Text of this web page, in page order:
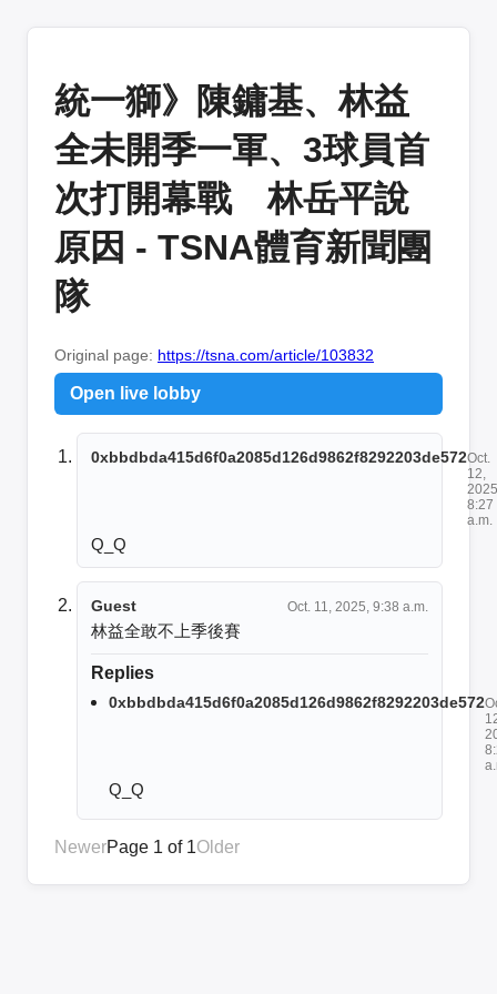
統一獅》陳鏞基、林益
全未開季一軍、3球員首
次打開幕戰 林岳平說
原因 - TSNA體育新聞團
隊
Original page: https://tsna.com/article/103832
Open live lobby
0xbbdbda415d6f0a2085d126d9862f8292203de572Oct.
12,
8:27
a.m.
Q_Q
Guest Oct. 11, 2025, 9:38 a.m.
林益全敢不上季後賽
Replies
0xbbdbda415d6f0a2085d126d9862f8292203de572
Q_Q
NewerPage 1 of 1Older